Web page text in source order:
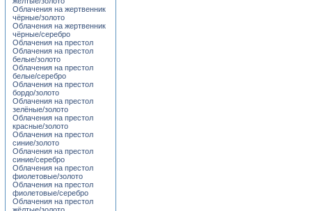
Облачения на жертвенник
чёрные/золото
Облачения на жертвенник
чёрные/серебро
Облачения на престол
Облачения на престол
белые/золото
Облачения на престол
белые/серебро
Облачения на престол
бордо/золото
Облачения на престол
зелёные/золото
Облачения на престол
красные/золото
Облачения на престол
синие/золото
Облачения на престол
синие/серебро
Облачения на престол
фиолетовые/золото
Облачения на престол
фиолетовые/серебро
Облачения на престол